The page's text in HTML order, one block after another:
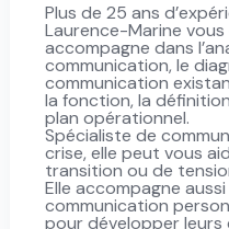
Plus de 25 ans
Laurence-Marine
accompagne dans
communication, le
communication
la fonction, la
plan opérationnel.
Spécialiste de
crise, elle peut vous
transition ou de
Elle accompagne
communication
pour développer